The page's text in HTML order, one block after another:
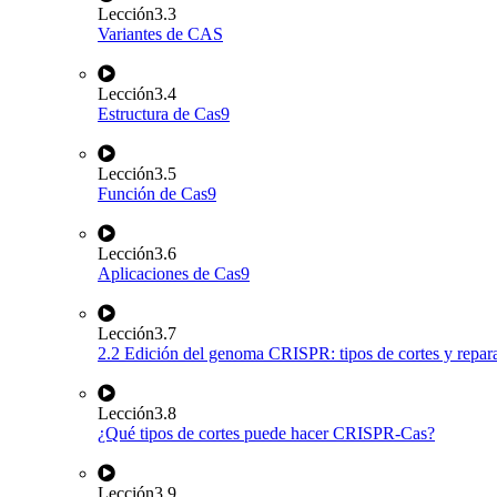
Lección3.3
Variantes de CAS
Lección3.4
Estructura de Cas9
Lección3.5
Función de Cas9
Lección3.6
Aplicaciones de Cas9
Lección3.7
2.2 Edición del genoma CRISPR: tipos de cortes y
Lección3.8
¿Qué tipos de cortes puede hacer CRISPR-Cas?
Lección3.9